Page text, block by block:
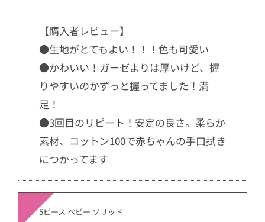
【購入者レビュー】
●生地がとてもよい！！！色も可愛い
●かわいい！ガーゼよりは厚いけど、握
りやすいのかずっと握ってました！満
足！
●3回目のリピート！安定の良さ。柔らか
素材、コットン100で赤ちゃんの手口拭き
につかってます
5ピース ベビー ソリッド